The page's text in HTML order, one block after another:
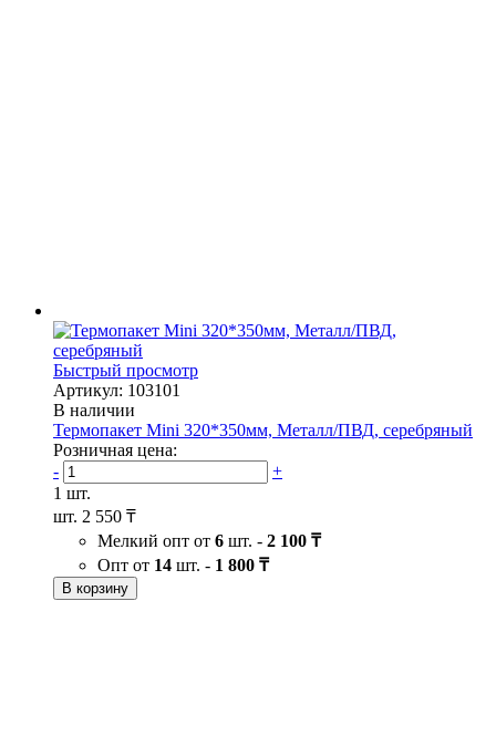
Быстрый просмотр
Артикул: 103101
В наличии
Термопакет Mini 320*350мм, Металл/ПВД, серебряный
Розничная цена:
-
+
1 шт.
шт. 2 550 ₸
Мелкий опт от 6 шт. - 2 100 ₸
Опт от 14 шт. - 1 800 ₸
В корзину